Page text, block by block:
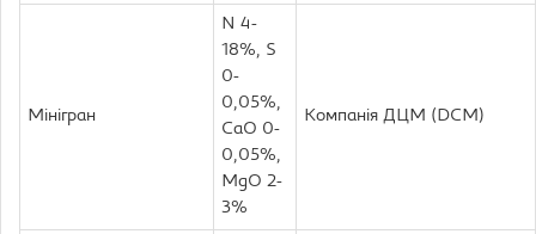
Мінігран
N 4-
18%, S
0-
0,05%,
CaO 0-
0,05%,
MgO 2-
3%
Компанія ДЦМ (DCM)